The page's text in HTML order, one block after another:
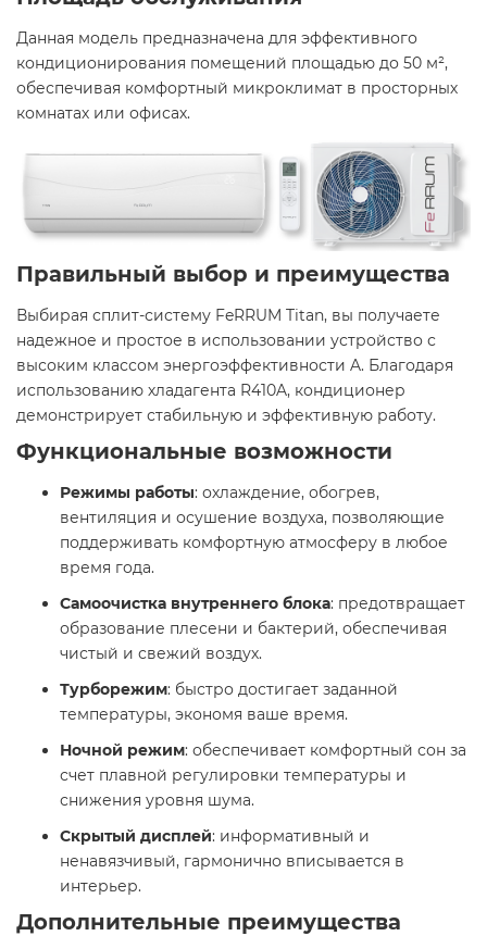
Данная модель предназначена для эффективного
кондиционирования помещений площадью до 50 м²,
обеспечивая комфортный микроклимат в просторных
комнатах или офисах.​
Правильный выбор и преимущества
Выбирая сплит-систему FeRRUM Titan, вы получаете
надежное и простое в использовании устройство с
высоким классом энергоэффективности A. Благодаря
использованию хладагента R410A, кондиционер
демонстрирует стабильную и эффективную работу.​
Функциональные возможности
Режимы работы: охлаждение, обогрев,
вентиляция и осушение воздуха, позволяющие
поддерживать комфортную атмосферу в любое
время года.​
Самоочистка внутреннего блока: предотвращает
образование плесени и бактерий, обеспечивая
чистый и свежий воздух.​
Турборежим: быстро достигает заданной
температуры, экономя ваше время.​
Ночной режим: обеспечивает комфортный сон за
счет плавной регулировки температуры и
снижения уровня шума.​
Скрытый дисплей: информативный и
ненавязчивый, гармонично вписывается в
интерьер.​
Дополнительные преимущества